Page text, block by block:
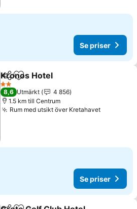
Se priser
Dela Lägg till i Mina Favoriter
Kronos Hotel
2 Stjärnor
8,6 Utmärkt
4 856
1.5 km till Centrum
Rum med utsikt över Kretahavet
Se priser